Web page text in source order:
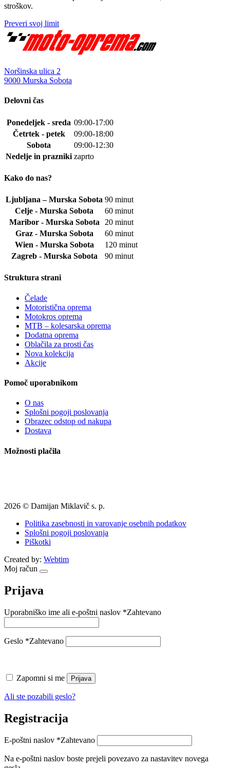
stroškov.
Preveri svoj limit
Noršinska ulica 2
9000 Murska Sobota
Delovni čas
Ponedeljek - sreda 09:00-17:00
Četrtek - petek
09:00-18:00
Sobota
09:00-12:30
Nedelje in prazniki zaprto
Kako do nas?
Ljubljana – Murska Sobota 90 minut
Celje - Murska Sobota
60 minut
Maribor - Murska Sobota
20 minut
Graz - Murska Sobota
60 minut
Wien - Murska Sobota
120 minut
Zagreb - Murska Sobota
90 minut
Struktura strani
Čelade
Motoristična oprema
Motokros oprema
MTB – kolesarska oprema
Dodatna oprema
Oblačila za prosti čas
Nova kolekcija
Akcije
Pomoč uporabnikom
O nas
Splošni pogoji poslovanja
Obrazec odstop od nakupa
Dostava
Možnosti plačila
2026 © Damijan Miklavič s. p.
Politika zasebnosti in varovanje osebnih podatkov
Splošni pogoji poslovanja
Piškotki
Created by: Webtim
Moj račun
Prijava
Uporabniško ime ali e-poštni naslov *Zahtevano
Geslo *Zahtevano
Zapomni si me Prijava
Ali ste pozabili geslo?
Registracija
E-poštni naslov *Zahtevano
Na e-poštni naslov boste prejeli povezavo za nastavitev novega